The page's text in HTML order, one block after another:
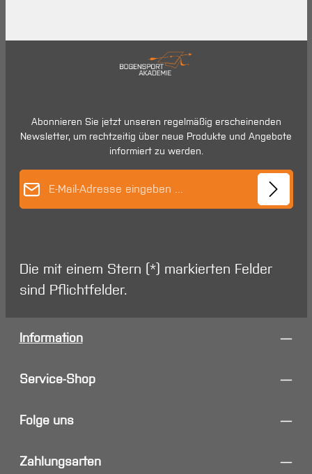
Abonnieren Sie jetzt unseren regelmäßig erscheinenden
Newsletter, um rechtzeitig über neue Produkte und Angebote
informiert zu werden.
Die mit einem Stern (*) markierten Felder
sind Pflichtfelder.
Information
Service-Shop
Folge uns
Zahlungsarten